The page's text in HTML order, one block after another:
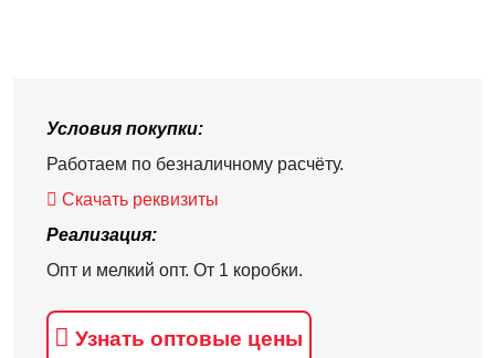
Условия покупки:
Работаем по безналичному расчёту.
Скачать реквизиты
Реализация:
Опт и мелкий опт. От 1 коробки.
Узнать оптовые цены